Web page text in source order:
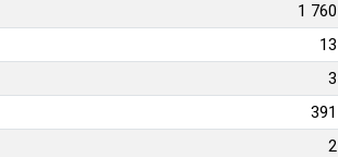
1 760
13
3
391
2